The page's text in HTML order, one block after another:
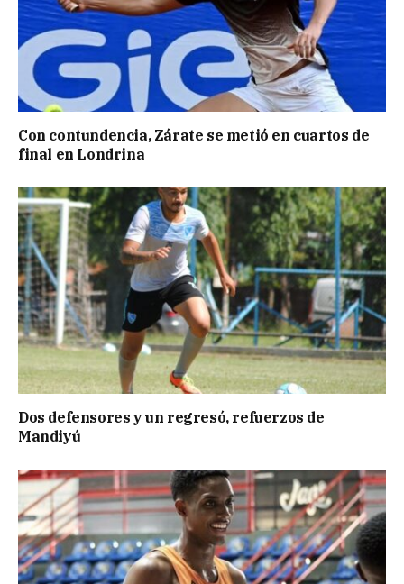
Con contundencia, Zárate se metió en cuartos de
final en Londrina
Dos defensores y un regresó, refuerzos de
Mandiyú